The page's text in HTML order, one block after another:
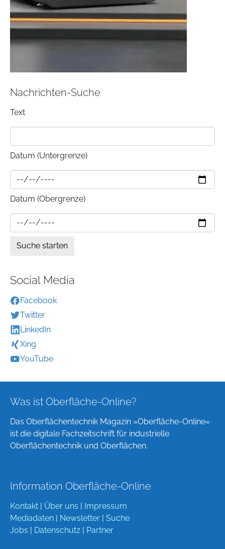
Nachrichten-Suche
Text
Datum (Untergrenze)
Datum (Obergrenze)
Social Media
Facebook
Twitter
LinkedIn
Xing
YouTube
Was ist Oberfläche-Online?
Das Oberflächentechnik Magazin »Oberfläche-Online«
ist die digitale Fachzeitschrift für industrielle
Oberflächentechnik und Oberflächen.
Information Oberfläche-Online
Kontakt Über uns
Impressum
Mediadaten
Newsletter
Suche
Jobs
Datenschutz Partner